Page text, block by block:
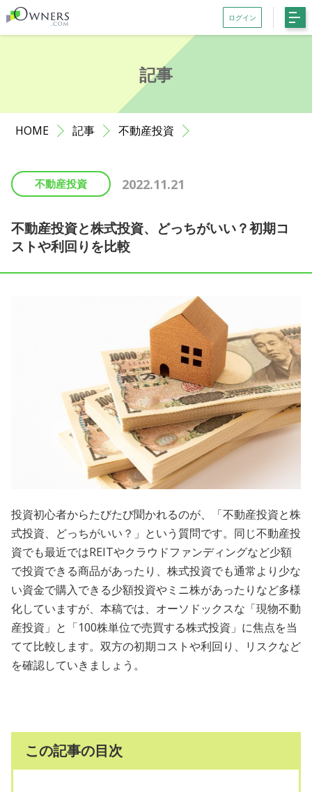
ログイン
会員登録がお済みでない方はこちら
お知らせ
サポート
初めての方へ よくある質問
お問い合わせ
プライバシーポリシー
情報セキュリティポリシー
ソーシャルメディアポリシー
反社会的勢力に対する基本方針
外部送信、第三者提供、情報収集モジュールの有無
OWNERS.COM API利用規約
ログイン 会員登録
記事
HOME 記事 不動産投資
不動産投資 2022.11.21
不動産投資と株式投資、どっちがいい？初期コ
ストや利回りを比較
投資初心者からたびたび聞かれるのが、「不動産投資と株
式投資、どっちがいい？」という質問です。同じ不動産投
資でも最近ではREITやクラウドファンディングなど少額
で投資できる商品があったり、株式投資でも通常より少な
い資金で購入できる少額投資やミニ株があったりなど多様
化していますが、本稿では、オーソドックスな「現物不動
産投資」と「100株単位で売買する株式投資」に焦点を当
てて比較します。双方の初期コストや利回り、リスクなど
を確認していきましょう。
この記事の目次